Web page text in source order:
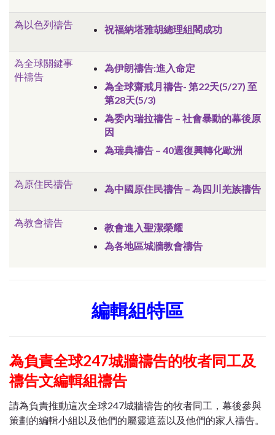
為以色列禱告 祝福納塔雅胡總理組閣成功
為全球關鍵事
件禱告
為伊朗禱告:進入命定
為全球齋戒月禱告- 第22天(5/27) 至
第28天(5/3)
為委內瑞拉禱告 – 社會暴動的幕後原
因
為瑞典禱告 – 40週復興轉化歐洲
為原住民禱告 為中國原住民禱告 – 為四川羌族禱告
為教會禱告
教會進入聖潔榮耀
為各地區城牆教會禱告
編輯組特區
為負責全球247城牆禱告的牧者同工及
禱告文編輯組禱告
請為負責推動這次全球247城牆禱告的牧者同工，幕後參與
策劃的編輯小組以及他們的屬靈遮蓋以及他們的家人禱告。